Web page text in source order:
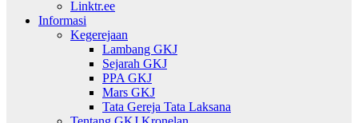
Linktr.ee
Informasi
Kegerejaan
Lambang GKJ
Sejarah GKJ
PPA GKJ
Mars GKJ
Tata Gereja Tata Laksana